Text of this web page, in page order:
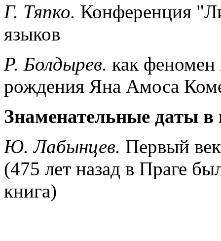
Г. Тяпко. Конференция
языков
Р. Болдырев. как
рождения Яна Амоса
Знаменательные даты в
Ю. Лабынцев. Первый
(475 лет назад в Праге
книга)